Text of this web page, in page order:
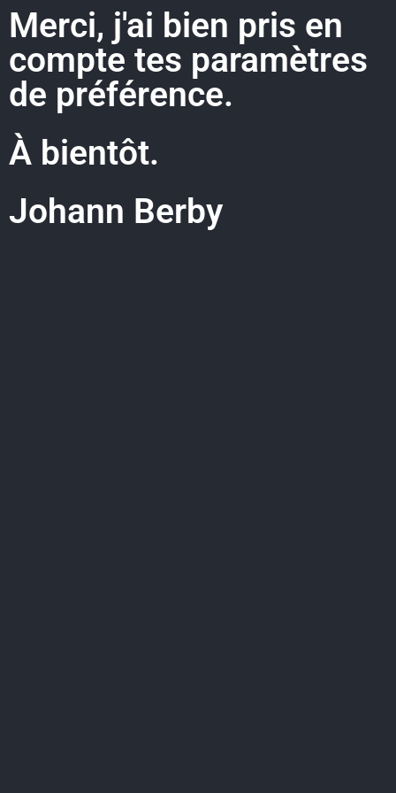
Merci, j'ai bien pris en
compte tes paramètres
de préférence.
À bientôt.
Johann Berby